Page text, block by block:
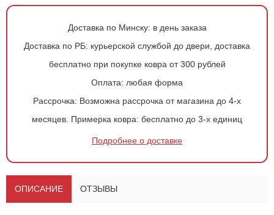
Доставка по Минску: в день заказа
Доставка по РБ: курьерской службой до двери, доставка
бесплатно при покупке ковра от 300 рублей
Оплата: любая форма
Рассрочка: Возможна рассрочка от магазина до 4-х
месяцев. Примерка ковра: бесплатно до 3-х единиц
Подробнее о доставке
ОПИСАНИЕ ОТЗЫВЫ
Оформитьзаказ!
-